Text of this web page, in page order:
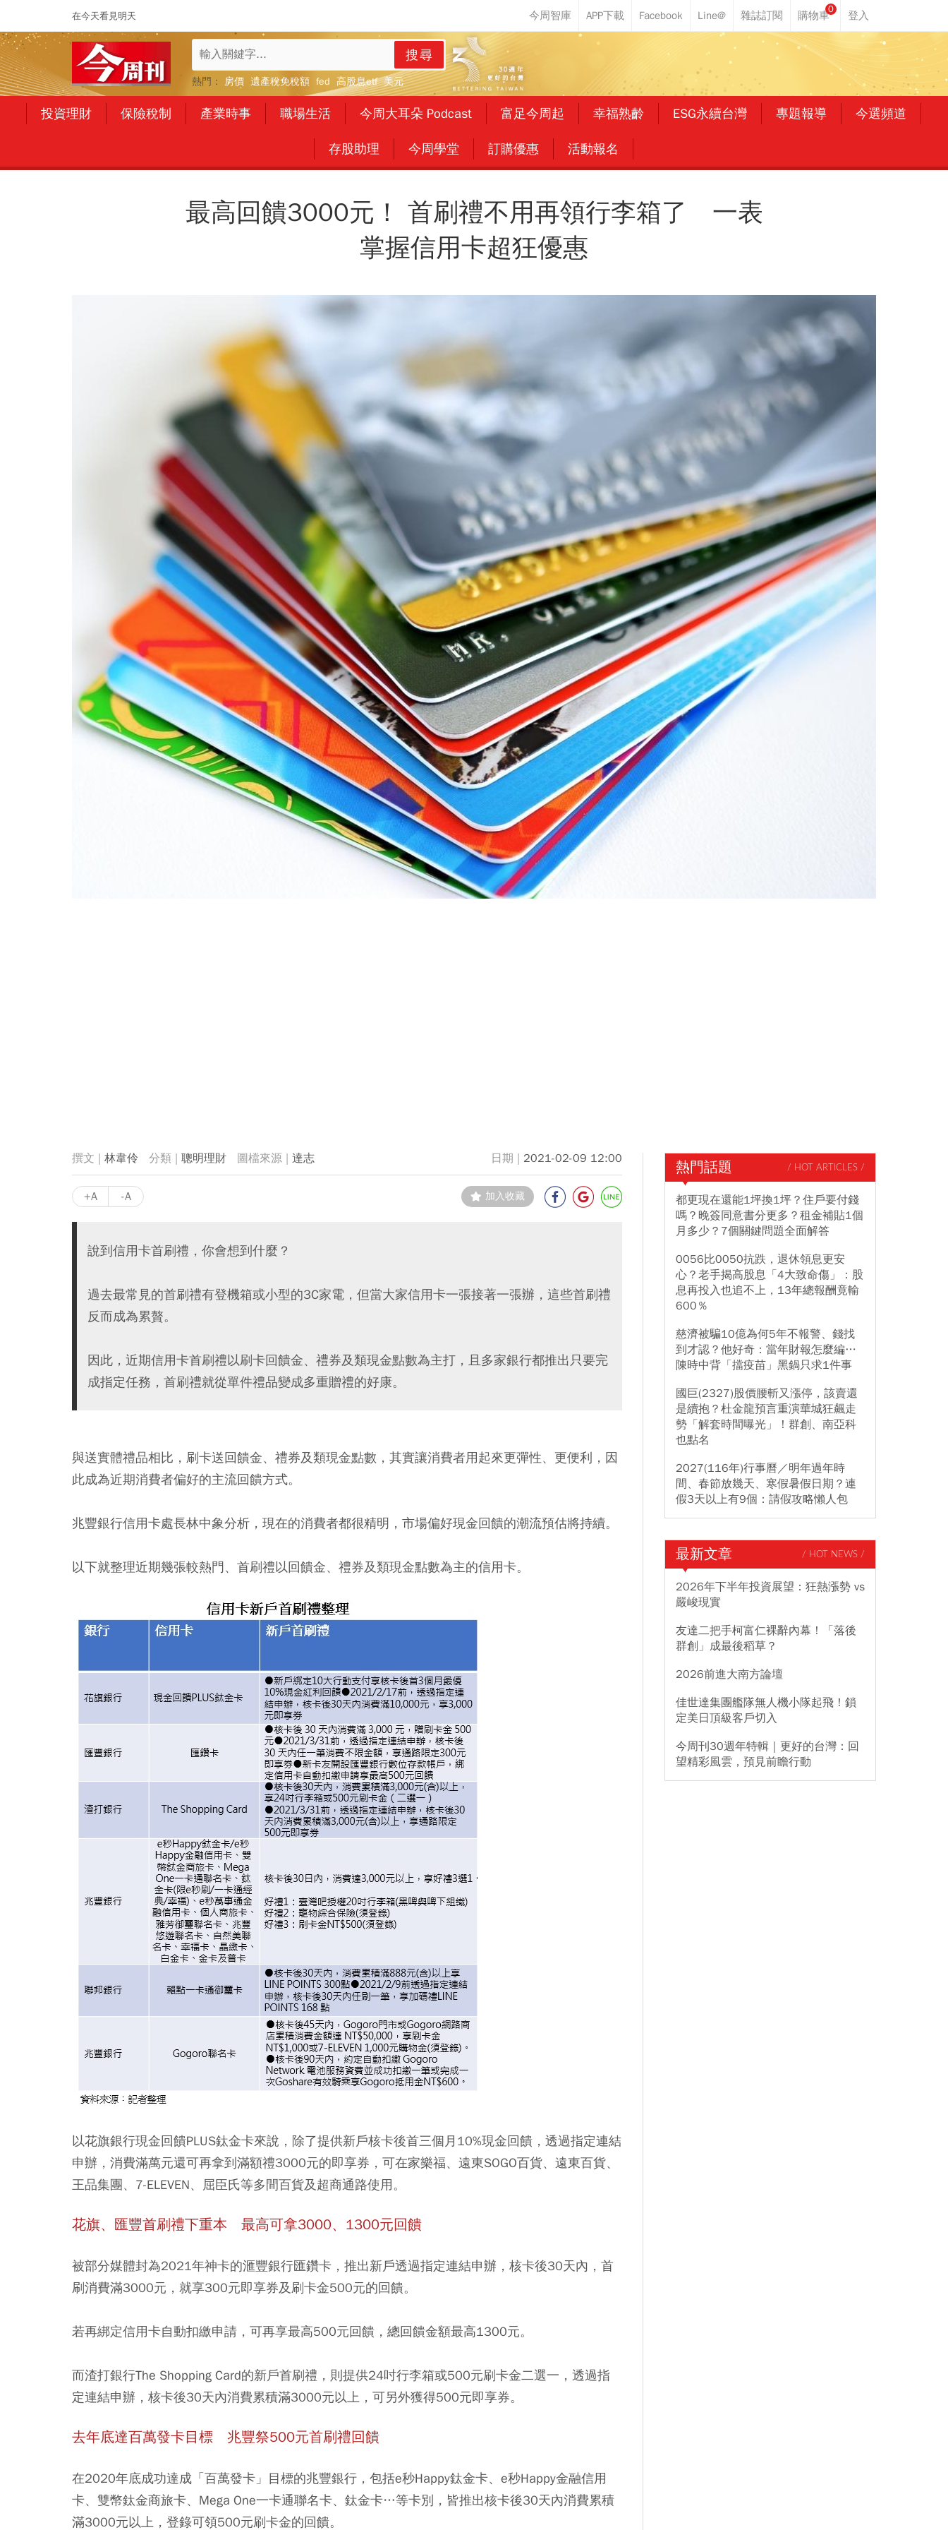
在今天看見明天
0
搜尋
熱門： 房價 遺產稅免稅額 fed 高股息etf 美元
投資理財 保險稅制 產業時事 職場生活 今周大耳朵 Podcast 富足今周起 幸福熟齡 ESG永續台灣 專題報導 今選頻道
存股助理 今周學堂 訂購優惠 活動報名
最高回饋3000元！ 首刷禮不用再領行李箱了 一表
掌握信用卡超狂優惠
林韋伶 聰明理財 達志 2021-02-09 12:00
+A -A 加入收藏
說到信用卡首刷禮，你會想到什麼？
過去最常見的首刷禮有登機箱或小型的3C家電，但當大家信用卡一張接著一張辦，這些首刷禮
反而成為累贅。
因此，近期信用卡首刷禮以刷卡回饋金、禮券及類現金點數為主打，且多家銀行都推出只要完
成指定任務，首刷禮就從單件禮品變成多重贈禮的好康。
與送實體禮品相比，刷卡送回饋金、禮券及類現金點數，其實讓消費者用起來更彈性、更便利，因
此成為近期消費者偏好的主流回饋方式。
兆豐銀行信用卡處長林中象分析， 現在的消費者都很精明，市場偏好現金回饋的潮流預估將持續。
以下就整理近期幾張較熱門、首刷禮以回饋金、禮券及類現金點數為主的信用卡。
以花旗銀行現金回饋PLUS鈦金卡來說，除了提供新戶核卡後首三個月10%現金回饋，透過指定連結
申辦，消費滿萬元還可再拿到滿額禮3000元的即享券 ，可在家樂福、遠東SOGO百貨、遠東百貨、
王品集團、7-ELEVEN、屈臣氏等多間百貨及超商通路使用。
花旗、匯豐首刷禮下重本 最高可拿3000、1300元回饋
被部分媒體封為2021年神卡的滙豐銀行匯鑽卡， 推出新戶透過指定連結申辦，核卡後30天內，首
刷消費滿3000元，就享300元即享券及刷卡金500元的回饋。
若再綁定信用卡自動扣繳申請，可再享最高500元回饋， 總回饋金額最高1300元。
而渣打銀行The Shopping Card的新戶首刷禮，則提供24吋行李箱或500元刷卡金二選一，透過指
定連結申辦，核卡後30天內消費累積滿3000元以上，可另外獲得500元即享券。
去年底達百萬發卡目標 兆豐祭500元首刷禮回饋
在2020年底成功達成「百萬發卡」目標的兆豐銀行，包括e秒Happy鈦金卡、e秒Happy金融信用
卡、雙幣鈦金商旅卡、Mega One一卡通聯名卡、鈦金卡…等卡別，皆推出核卡後30天內消費累積
滿3000元以上，登錄可領500元刷卡金的回饋。
熱門話題 / HOT ARTICLES /
都更現在還能1坪換1坪？住戶要付錢
嗎？晚簽同意書分更多？租金補貼1個
月多少？7個關鍵問題全面解答
0056比0050抗跌，退休領息更安
心？老手揭高股息「4大致命傷」：股
息再投入也追不上，13年總報酬竟輸
600％
慈濟被騙10億為何5年不報警、錢找
到才認？他好奇：當年財報怎麼編…
陳時中背「擋疫苗」黑鍋只求1件事
國巨(2327)股價腰斬又漲停，該賣還
是續抱？杜金龍預言重演華城狂飆走
勢「解套時間曝光」！群創、南亞科
也點名
2027(116年)行事曆／明年過年時
間、春節放幾天、寒假暑假日期？連
假3天以上有9個：請假攻略懶人包
最新文章 / HOT NEWS /
2026年下半年投資展望：狂熱漲勢 vs
嚴峻現實
友達二把手柯富仁裸辭內幕！「落後
群創」成最後稻草？
2026前進大南方論壇
佳世達集團艦隊無人機小隊起飛！鎖
定美日頂級客戶切入
今周刊30週年特輯｜更好的台灣：回
望精彩風雲，預見前瞻行動